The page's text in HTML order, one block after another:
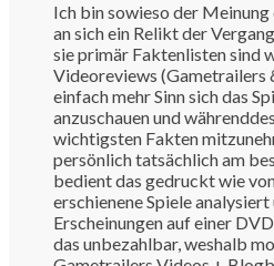
Ich bin sowieso der
an sich ein Relikt der
sie primär Faktenlisten sind
Videoreviews (Gametrailers
einfach mehr Sinn sich das
anzuschauen und
wichtigsten Fakten
persönlich tatsächlich am
bedient das gedruckt wie
erschienene Spiele
Erscheinungen auf einer
das unbezahlbar, weshalb